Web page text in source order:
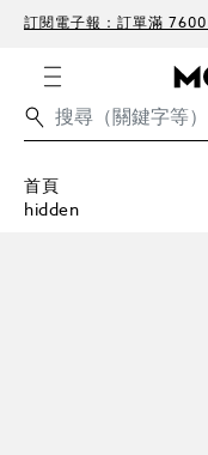
訂閱電子報：訂單滿
首頁
hidden